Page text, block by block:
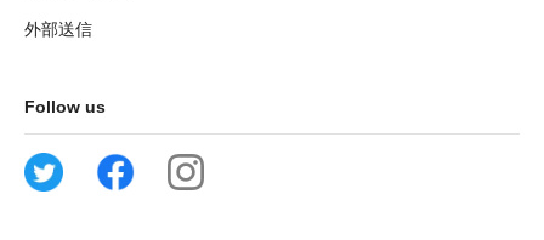
外部送信
Follow us